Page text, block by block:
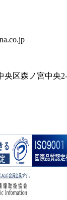
央区森ノ宮中央